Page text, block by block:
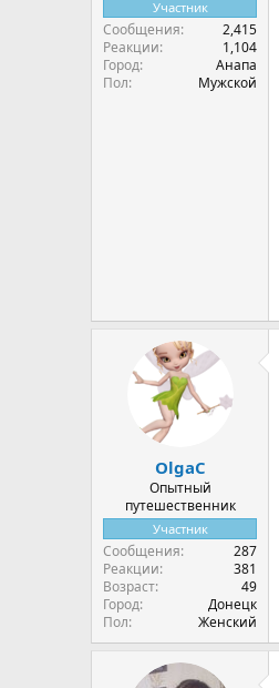
Участник
Сообщения
2,415
Реакции
1,104
Город
Анапа
Пол
Мужской
OlgaС
Опытный
путешественник
Участник
Сообщения
287
Реакции
381
Возраст
49
Город
Донецк
Пол
Женский